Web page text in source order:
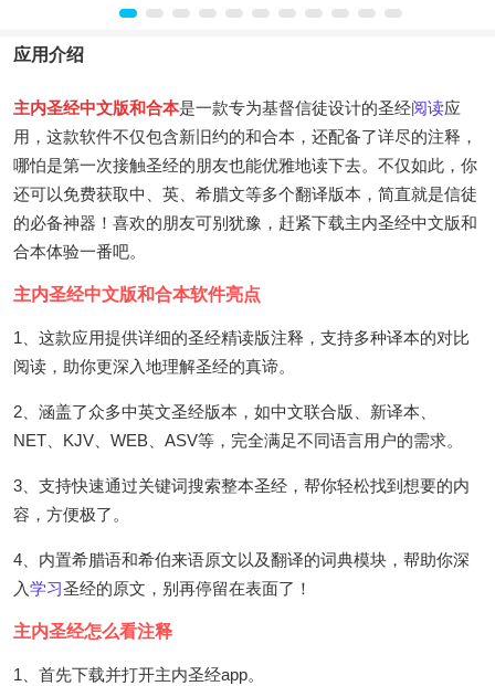
应用介绍
主内圣经中文版和合本是一款专为基督信徒设计的圣经阅读应
用，这款软件不仅包含新旧约的和合本，还配备了详尽的注释，
哪怕是第一次接触圣经的朋友也能优雅地读下去。不仅如此，你
还可以免费获取中、英、希腊文等多个翻译版本，简直就是信徒
的必备神器！喜欢的朋友可别犹豫，赶紧下载主内圣经中文版和
合本体验一番吧。
主内圣经中文版和合本软件亮点
1、这款应用提供详细的圣经精读版注释，支持多种译本的对比
阅读，助你更深入地理解圣经的真谛。
2、涵盖了众多中英文圣经版本，如中文联合版、新译本、
NET、KJV、WEB、ASV等，完全满足不同语言用户的需求。
3、支持快速通过关键词搜索整本圣经，帮你轻松找到想要的内
容，方便极了。
4、内置希腊语和希伯来语原文以及翻译的词典模块，帮助你深
入学习圣经的原文，别再停留在表面了！
主内圣经怎么看注释
1、首先下载并打开主内圣经app。